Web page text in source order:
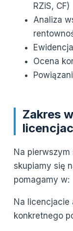
RZiS, CF)
Analiza
Ocena
Zakres
Na
skupiamy się
pomagamy w:
Na licencjacie
konkretnego